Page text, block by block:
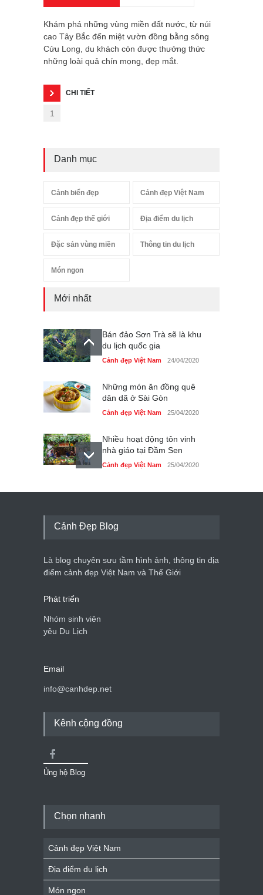
Khám phá những vùng miền đất nước, từ núi
cao Tây Bắc đến miệt vườn đồng bằng sông
Cửu Long, du khách còn được thưởng thức
những loài quả chín mọng, đẹp mắt.
CHI TIẾT
1
Danh mục
Cảnh biển đẹp Cảnh đẹp Việt Nam
Cảnh đẹp thế giới Địa điểm du lịch
Đặc sản vùng miền Thông tin du lịch
Món ngon
Mới nhất
Bán đảo Sơn Trà sẽ là khu
du lịch quốc gia
Cảnh đẹp Việt Nam 24/04/2020
Những món ăn đồng quê
dân dã ở Sài Gòn
Cảnh đẹp Việt Nam 25/04/2020
Nhiều hoạt động tôn vinh
nhà giáo tại Đầm Sen
Cảnh đẹp Việt Nam 25/04/2020
Giới trẻ Hà Nội được miễn
Cảnh đẹp Việt Nam
Tam giác mạch khoe sắc
bên bờ hồ Hà Nội
Cảnh Đẹp Blog
Là blog chuyên sưu tầm hình ảnh, thông tin địa
điểm cảnh đẹp Việt Nam và Thế Giới
Phát triển
Nhóm sinh viên
yêu Du Lịch
Email
info@canhdep.net
Kênh cộng đồng
Ủng hộ Blog
Chọn nhanh
Cảnh đẹp Việt Nam
Địa điểm du lịch
Món ngon